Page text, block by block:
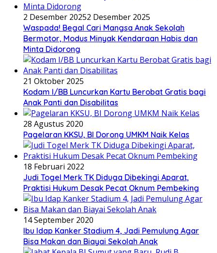
2 Desember 20252 Desember 2025
Waspada! Begal Cari Mangsa Anak Sekolah
Bermotor, Modus Minyak Kendaraan Habis dan
Minta Didorong
21 Oktober 2025
Kodam I/BB Luncurkan Kartu Berobat Gratis bagi
Anak Panti dan Disabilitas
28 Agustus 2020
Pagelaran KKSU, BI Dorong UMKM Naik Kelas
18 Februari 2022
Judi Togel Merk TK Diduga Dibekingi Aparat,
Praktisi Hukum Desak Pecat Oknum Pembeking
14 September 2020
Ibu Idap Kanker Stadium 4, Jadi Pemulung Agar
Bisa Makan dan Biayai Sekolah Anak